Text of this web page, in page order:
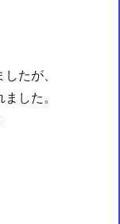
たが、
した。